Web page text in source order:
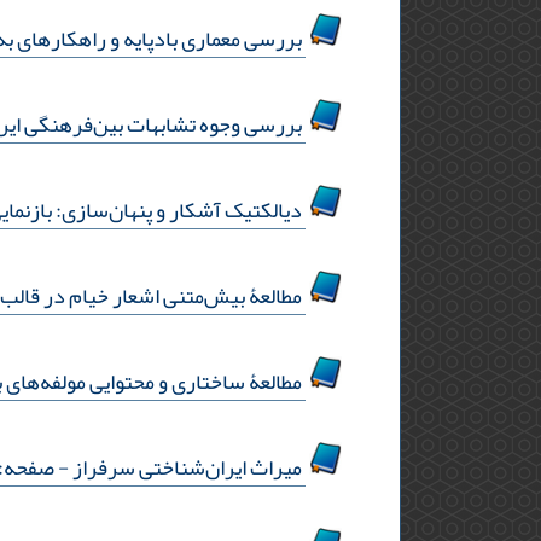
بررسی معماری بادپایه و
بررسی وجوه تشابهات بین‌فرهنگی
دیالکتیک آشکار و پنهان‌سازی:
مطالعۀ بیش‌متنی اشعار خیام در
مطالعۀ ساختاری و محتوایی
میراث ایران‌شناختی سرفراز-